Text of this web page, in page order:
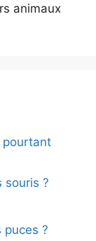
animaux
pourtant
souris ?
puces ?